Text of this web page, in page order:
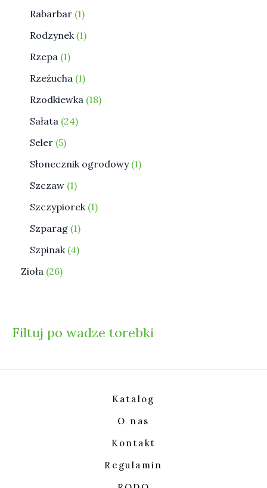
Rabarbar 1
Rodzynek 1
Rzepa 1
Rzeżucha 1
Rzodkiewka 18
Sałata 24
Seler 5
Słonecznik ogrodowy 1
Szczaw 1
Szczypiorek 1
Szparag 1
Szpinak 4
Zioła 26
Filtuj po wadze torebki
Katalog
O nas
Kontakt
Regulamin